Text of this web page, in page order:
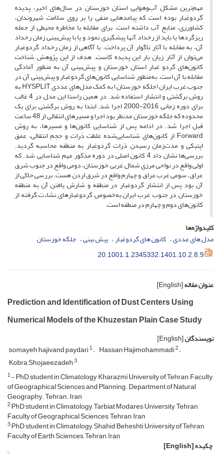
مهم‌ترین مشکل آب‌وهوایی استان خوزستان در سال‌های اخیر، پدیده
گردوغبار بوده است که پیامدهایی منفی را بر روی سلامت شهروندان،
کشاورزی، منابع آب داشته است. برای مقابله با مخاطره محیطی از جمله
ریزگردها یا باید از رخداد آنها پیشگیری نمود و یا با پیش‌بینی زمان رخداد
آن، به مقابله با آثار ناگوار آن پرداخت. با آگاهی از زمان رخداد گردوغبار
می‌توان از آثار زیان بار این پدیده کاست. هدف از این پژوهش شناخت
کانون‌های گردو غبار استان خوزستان و پیش‌بینی آن به منظور آمادگی
مقابله با آن است. به‌منظور شناسایی کانون‌های گردوغبار و پیش‌بینی آن در
جنوب غرب ایران (جلگه خوزستان) به کمک مدل‌های عددی HYSPLIT به
روش برگشتی و انتشار استفاده شد. در همین راستا این مدل در 4 غالب
برای دوره زمانی 2016-2000 اجرا شد. ابتدا به روش برگشتی برای یک
محدوده که جلگه خوزستان مدنظر بود اجرا و مسیرهای انتقالی از 48 ساعت
قبل اجرا شد. در ادامه پس از شناسایی کانون‌ها و مسیرها، به روش
Forward از کانون‌های شناسایی‌شده غلظت ذرات و حجم انتقالی، عمق
اپتیکی و مدت‌زمان رسیدن ذرات گردوغبار به منطقه محاسبه گردید.
بررسی‌ها نشان داد 4 کانون اصلی در دوره مذکور مهم شناسایی شد. که
اولی واقع در نواحی مرزی شمال غربی خوزستان، دومی واقع در جنوب شرق
عراق، سومی غرب عراق و چهارم واقع در شرق اردن هست. بررسی حاکی از
آن بود پس از انتشار گردوغبار در منطقه و شارش یافتن آن به منطقه
خوزستان در جنوب غرب ایران به‌خصوص گردوغبارهای نشاءت گرفته از
کانون‌های دوم و چهارم در منطقه است.
کلیدواژه‌ها
مدل های عددی کانون های گردوغبار پیش بینی جلگه خوزستان
20.1001.1.2345332.1401.10.2.8.9
عنوان مقاله[English]
Prediction and Identification of Dust Centers Using
Numerical Models of the Khuzestan Plain Case Study
نویسندگان[English]
somayeh hajivand paydari1 Hassan Hajimohammadi2
Kobra Shojaeezadeh3
1- PhD student in Climatology, Kharazmi University of Tehran, Faculty
of Geographical Sciences and Planning. Department of Natural
Geography. Tehran. Iran
2PhD student in Climatology, Tarbiat Modares University, Tehran,
Faculty of Geographical Sciences, Tehran, Iran
3PhD student in Climatology, Shahid Beheshti University of Tehran,
Faculty of Earth Sciences, Tehran, Iran
چکیده[English]